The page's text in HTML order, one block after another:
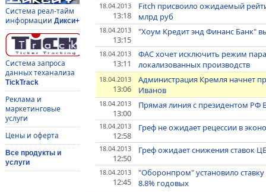
Система реал-тайм
информации Дикси+
Система запроса
данных теханализа
TickTrack
Реклама и
маркетинговые
услуги
Цены и оферта
Все продукты и
услуги
18.04.2013
13:18
Fitch присвоило ожидаемый
млрд руб
18.04.2013
13:15
"Хоум Кредит энд Финанс Банк"
18.04.2013
13:11
ФАС хочет исключить режим
локализованных производств
18.04.2013
13:06
Администрация Кремля начнет
Иванов
18.04.2013
13:00
Прямая линия с президентом РФ
18.04.2013
12:58
Греф не ожидает рецессии в
18.04.2013
12:50
Греф ожидает снижения ставок
18.04.2013
12:45
"Оборонпром" установило
8.8% годовых